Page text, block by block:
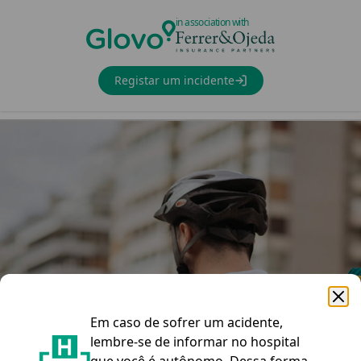
Em caso de sofrer um acidente,
lembre-se de informar no hospital
in association with
Registar um incidente
Sofreste um